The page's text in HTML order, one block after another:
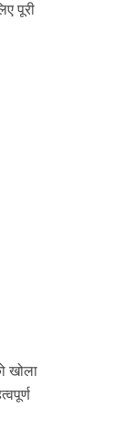
पूरी
खोला